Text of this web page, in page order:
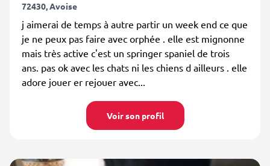
72430, Avoise
j aimerai de temps à autre partir un week end ce que
je ne peux pas faire avec orphée . elle est mignonne
mais très active c'est un springer spaniel de trois
ans. pas ok avec les chats ni les chiens d ailleurs . elle
adore jouer er rejouer avec...
Voir son profil